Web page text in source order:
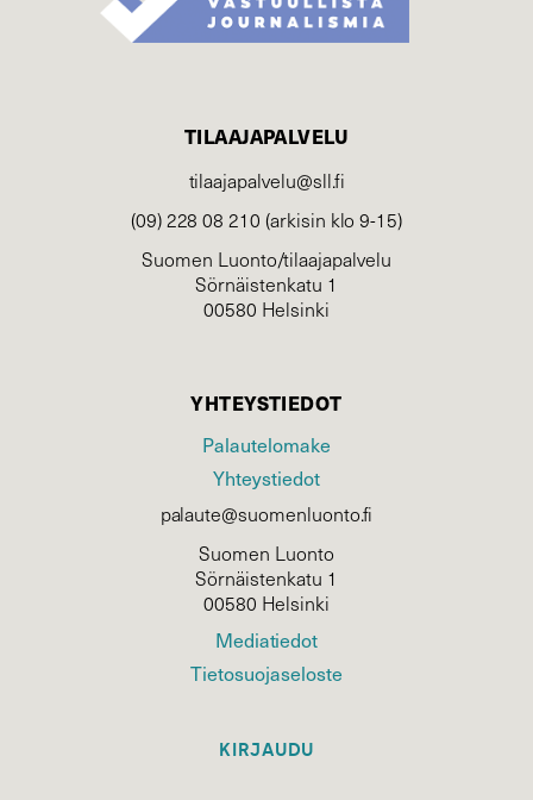
TILAAJAPALVELU
tilaajapalvelu@sll.fi
(09) 228 08 210 (arkisin klo 9-15)
Suomen Luonto/tilaajapalvelu
Sörnäistenkatu 1
00580 Helsinki
YHTEYSTIEDOT
Palautelomake
Yhteystiedot
palaute@suomenluonto.fi
Suomen Luonto
Sörnäistenkatu 1
00580 Helsinki
Mediatiedot
Tietosuojaseloste
KIRJAUDU